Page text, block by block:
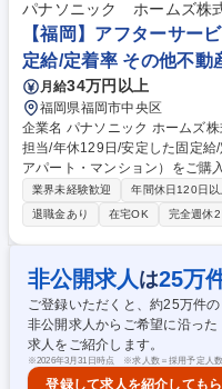
うといったことも業務の都合が
が可能で、ノートパソコンを使
務も可能です。■指定のアプリ
ます。 募集職種 【77】★未経験歓迎【WEB面接可】東京【技術職】★世
界の水環境を守る事業★
パナソニック ホームズ株
【福岡】アフターサー
定給/定着率 その他不動
月給34万円以上
福岡県福岡市中央区
企業名 パナソニック ホームズ株式会社 求人名 【福岡】アフ
担当/年休129日/安定した固定給/定着率◎ 仕事の内容 当
アパート・マンション）をご購
安心してお住まいいただくため
ただきます。 ■技術を活かした「住まいの資産価値」の維持・向上：専門
知識を活かし、経年変化に応じ
共有 ■自身の裁量で進めるアフ
の正しい使い方説明/建具の調
新AI「P-GAIROS」が技術判断
せた独自システム「訪問対応支
募集職種 【福岡】アフターサ
率◎
業界未経験歓迎 年間休日120日以
退職金あり
在宅OK 完全週休2
非公開求人 は25万
ご登録いただくと、約25万件の
非公開求人からご希望に沿った
求人をご紹介します。
※2026年3月31日時点 ※求人数＝採用予定人数
登録して求人を紹介しても